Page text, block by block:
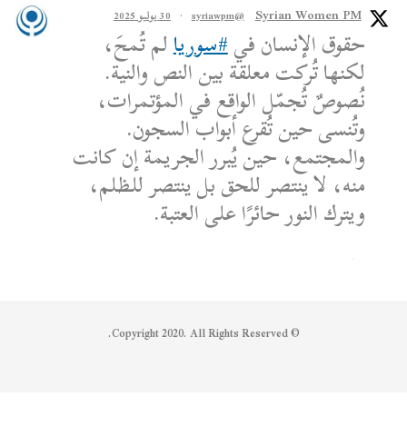
Syrian Women PM
@syriawpm
· 30 يوليو 2025
حقوق الإنسان في#سوريالم تُمحَ،
لكنها تُركت معلقة بين النص والنية.
نُصوصٌ تُجمّل الواقع في المؤتمرات،
وتُنسى حين تُقرع أبواب السجون.
والمجتمع، حين يُبرر الجريمة إن كانت
منه، لا ينتصر للحق بل ينتصر للظلم،
ويترك النور حائرًا على العتبة.
الكاتب: محمد الشماع
© Copyright 2020. All Rights Reserved.